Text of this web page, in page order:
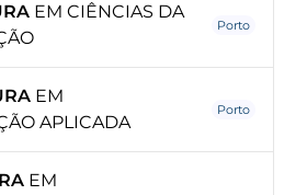
EM CIÊNCIAS DA
Porto
EM
APLICADA
Porto
EM